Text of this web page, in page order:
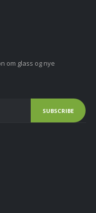
om glass og nye